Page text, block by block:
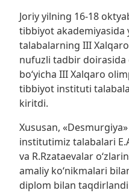
Joriy yilning 16-18
tibbiyot akademiyasida
talabalarning III
nufuzli tadbir doirasida
bo‘yicha III Xalqaro
tibbiyot instituti
kiritdi.
Xususan,
institutimiz talabalari
va R.Rzataevalar
amaliy ko‘nikmalari
diplom bilan